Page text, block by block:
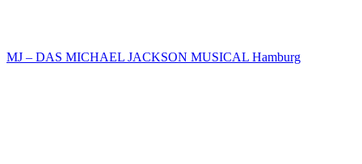
MJ – DAS MICHAEL JACKSON MUSICAL Hamburg